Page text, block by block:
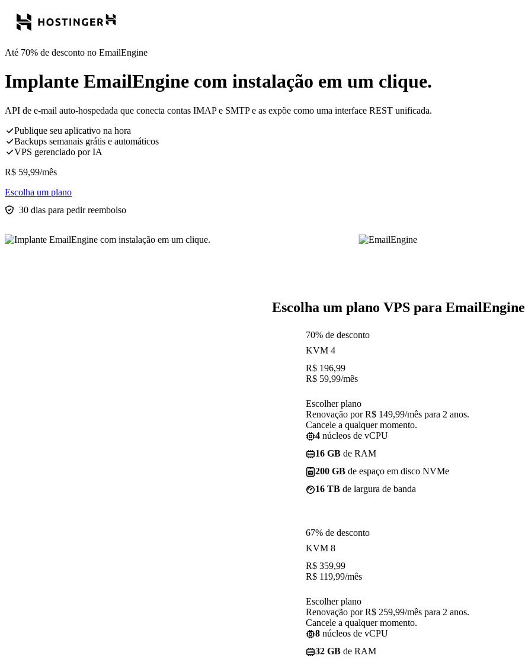
Até 70% de desconto no EmailEngine
Implante EmailEngine com instalação em um clique.
API de e-mail auto-hospedada que conecta contas IMAP e SMTP e as expõe como uma interface REST unificada.
Publique seu aplicativo na hora
Backups semanais grátis e automáticos
VPS gerenciado por IA
R$ 59,99/mês
Escolha um plano
30 dias para pedir reembolso
Escolha um plano VPS para EmailEngine
70% de desconto
KVM 4
R$ 196,99
R$ 59,99/mês
Escolher plano
Renovação por R$ 149,99/mês para 2 anos.
Cancele a qualquer momento.
4 núcleos de vCPU
16 GB de RAM
200 GB de espaço em disco NVMe
16 TB de largura de banda
67% de desconto
KVM 8
R$ 359,99
R$ 119,99/mês
Escolher plano
Renovação por R$ 259,99/mês para 2 anos.
Cancele a qualquer momento.
8 núcleos de vCPU
32 GB de RAM